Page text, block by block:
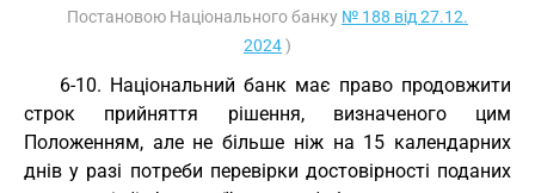
Постановою Національного банку № 188 від 27.12.
2024)
6-10. Національний банк має право продовжити
строк прийняття рішення, визначеного цим
Положенням, але не більше ніж на 15 календарних
днів у разі потреби перевірки достовірності поданих